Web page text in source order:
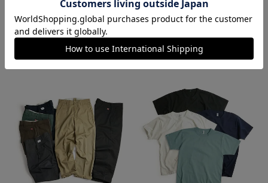
ロサンゼルスアパレル LOSANGE
LES APPAREL 1809GD 6.5オンス
半袖 ガーメントダイ ポケットTシ
ャツ
キャンバー CAMBER 302 マック
スウェイト 半袖 ポケット Tシャ
7,990